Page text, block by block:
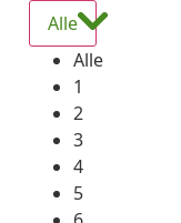
Alle
Alle
1
2
3
4
5